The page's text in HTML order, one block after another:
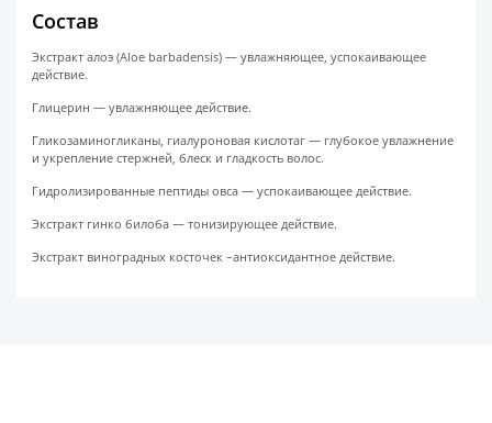
Состав
Экстракт алоэ (Aloe barbadensis) — увлажняющее, успокаивающее
действие.
Глицерин — увлажняющее действие.
Гликозаминогликаны, гиалуроновая кислотаг — глубокое увлажнение
и укрепление стержней, блеск и гладкость волос.
Гидролизированные пептиды овса — успокаивающее действие.
Экстракт гинко билоба — тонизирующее действие.
Экстракт виноградных косточек –антиоксидантное действие.